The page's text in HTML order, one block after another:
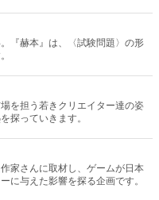
『赫本』は、〈試験問題〉の形
を担う若きクリエイター達の姿
探っていきます。
家さんに取材し、ゲームが日本
に与えた影響を探る企画です。